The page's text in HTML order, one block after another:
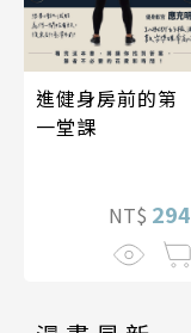
進健身房前的第
一堂課
NT$ 294